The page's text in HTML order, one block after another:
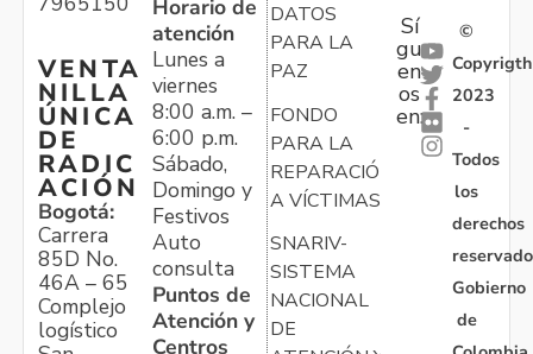
VENTA
NILLA
ÚNICA
DE
RADIC
ACIÓN
Bogotá:
Carrera
85D No.
46A – 65
Complejo
logístico
Horario de
atención
Lunes a
viernes
8:00 a.m. –
6:00 p.m.
Sábado,
Domingo y
Festivos
Auto
consulta
Puntos de
Atención y
Centros
DATOS
PARA LA
PAZ
FONDO
PARA LA
REPARACIÓN
A VÍCTIMAS
SNARIV-
SISTEMA
NACIONAL
DE
Sí
gu
en
os
en:
©
Copyrigth
2023
-
Todos
los
derechos
Gobierno
de